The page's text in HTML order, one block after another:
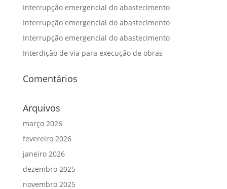
Interrupção emergencial do abastecimento
Interrupção emergencial do abastecimento
Interrupção emergencial do abastecimento
Interdição de via para execução de obras
Comentários
Arquivos
março 2026
fevereiro 2026
janeiro 2026
dezembro 2025
novembro 2025